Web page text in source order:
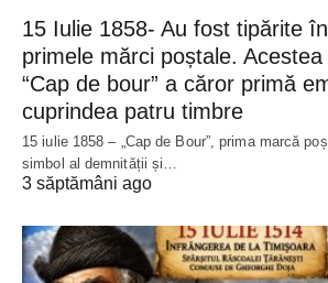
15 Iulie 1858- Au fost tipărite
primele mărci poștale.
“Cap de bour” a căror primă
cuprindea patru timbre
15 iulie 1858 – „Cap de Bour”, prima marcă
simbol al demnității și…
3 săptămâni ago